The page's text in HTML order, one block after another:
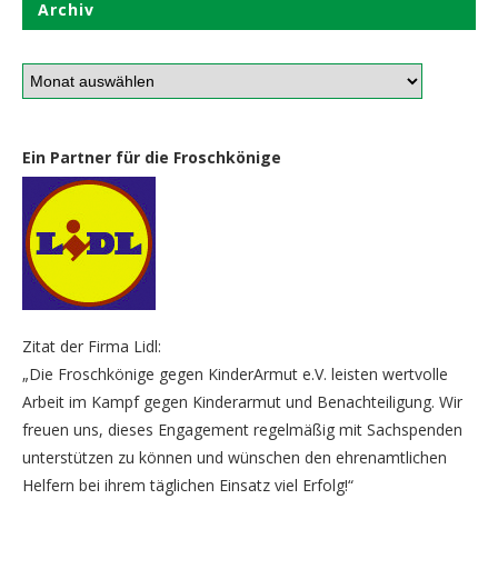
Archiv
Ein Partner für die Froschkönige
Zitat der Firma Lidl:
„Die Froschkönige gegen KinderArmut e.V. leisten wertvolle
Arbeit im Kampf gegen Kinderarmut und Benachteiligung. Wir
freuen uns, dieses Engagement regelmäßig mit Sachspenden
unterstützen zu können und wünschen den ehrenamtlichen
Helfern bei ihrem täglichen Einsatz viel Erfolg!“